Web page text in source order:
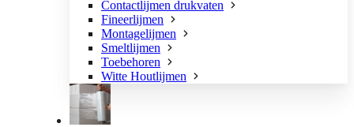
Contactlijmen drukvaten
Fineerlijmen
Montagelijmen
Smeltlijmen
Toebehoren
Witte Houtlijmen